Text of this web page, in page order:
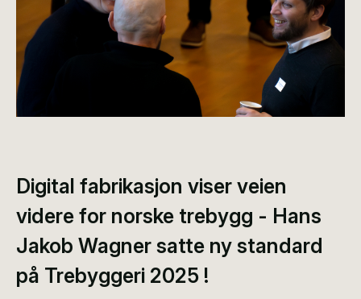
Digital fabrikasjon viser veien
videre for norske trebygg - Hans
Jakob Wagner satte ny standard
på Trebyggeri 2025 !